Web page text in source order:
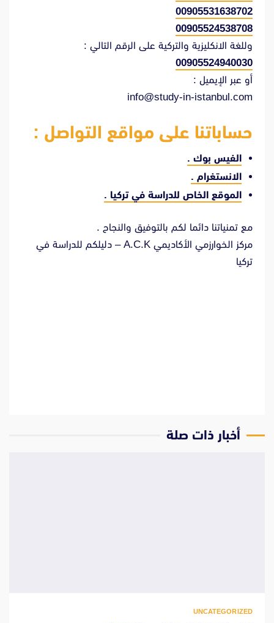
00905531638702
00905524538708
وللغة الانكليزية والتركية على الرقم التالي :
00905524940030
أو عبر الإيميل :
info@study-in-istanbul.com
حساباتنا على مواقع التواصل :
الفيس بوك .
الانستغرام .
الموقع الخاص للدراسة في تركيا .
مع تمنياتنا دائما لكم بالتوفيق والنجاح .
مركز الخوارزمي الأكاديمي A.C.K – دليلكم للدراسة في
تركيا
‫أخبار ذات صلة
UNCATEGORIZED